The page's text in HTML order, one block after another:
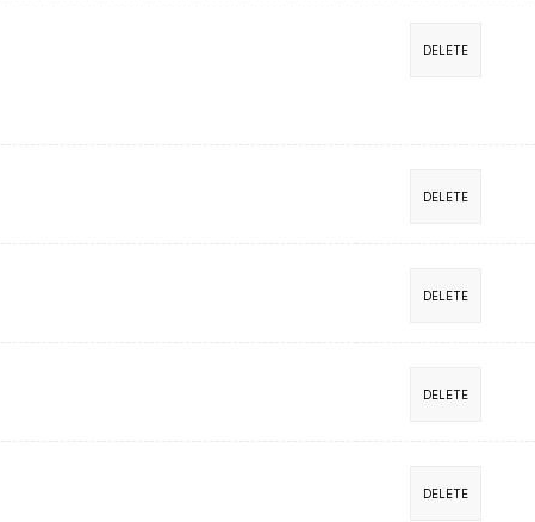
DELETE
DELETE
DELETE
DELETE
DELETE